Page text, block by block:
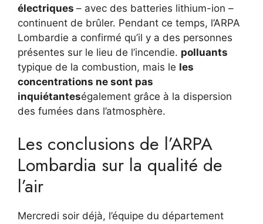
électriques – avec des batteries lithium-ion –
continuent de brûler. Pendant ce temps, l’ARPA
Lombardie a confirmé qu’il y a des personnes
présentes sur le lieu de l’incendie. polluants
typique de la combustion, mais le les
concentrations ne sont pas
inquiétanteségalement grâce à la dispersion
des fumées dans l’atmosphère.
Les conclusions de l’ARPA
Lombardia sur la qualité de
l’air
Mercredi soir déjà, l’équipe du département